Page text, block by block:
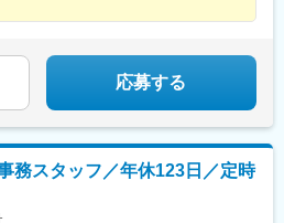
応募する
務スタッフ／年休123日／定時